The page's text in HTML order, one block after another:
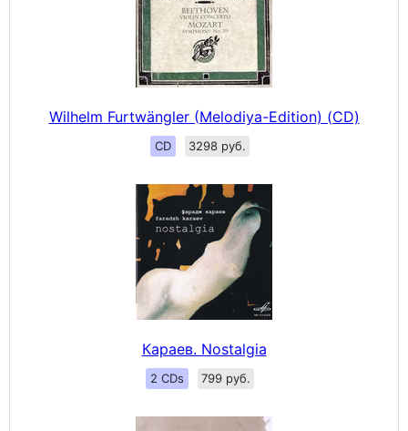
Wilhelm Furtwängler (Melodiya-Edition) (CD)
CD 3298 руб.
Караев. Nostalgia
2 CDs 799 руб.